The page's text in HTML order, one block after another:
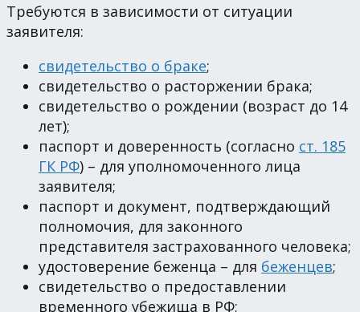
Требуются в зависимости от ситуации
заявителя:
свидетельство о браке;
свидетельство о расторжении брака;
свидетельство о рождении (возраст до 14
лет);
паспорт и доверенность (согласно ст. 185
ГК РФ) – для уполномоченного лица
заявителя;
паспорт и документ, подтверждающий
полномочия, для законного
представителя застрахованного человека;
удостоверение беженца – для беженцев;
свидетельство о предоставлении
временного убежища в РФ;